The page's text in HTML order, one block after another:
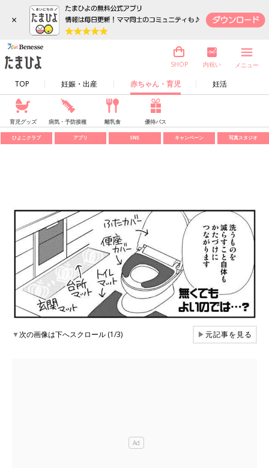
×
TOP 妊娠・出産 赤ちゃん・育児 妊活
SHOP 内祝い メニュー
育児グッズ 病気・予防接種 離乳食 優待パス
ひよこクラブ アプリ SNS キャンペーン 写真スタジオ
▼次の画像は下へスクロール (1/3) ▶元記事を見る